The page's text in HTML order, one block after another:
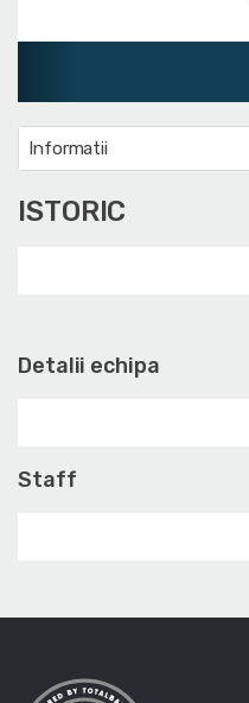
Informatii
ISTORIC
Detalii echipa
Staff